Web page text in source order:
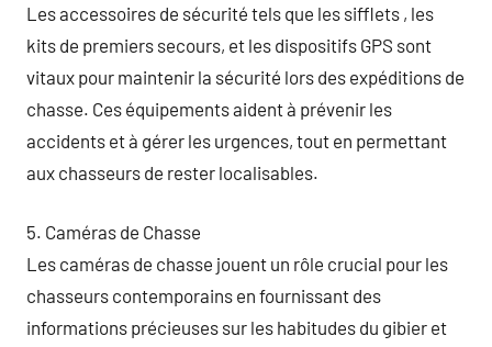
Les accessoires de sécurité tels que les sifflets , les
kits de premiers secours, et les dispositifs GPS sont
vitaux pour maintenir la sécurité lors des expéditions de
chasse. Ces équipements aident à prévenir les
accidents et à gérer les urgences, tout en permettant
aux chasseurs de rester localisables.
5. Caméras de Chasse
Les caméras de chasse jouent un rôle crucial pour les
chasseurs contemporains en fournissant des
informations précieuses sur les habitudes du gibier et